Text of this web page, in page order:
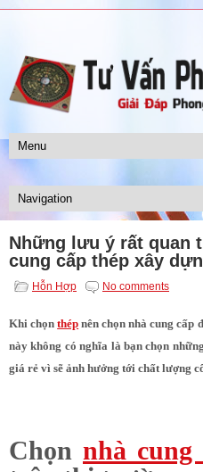
Những lưu ý rất quan
cung cấp thép xây
Hỗn Hợp No comments
Khi chọnthép nên chọn nhà cung
này không có nghĩa là bạn chọn
giá rẻ vì sẽ ảnh hưởng tới chất lượng
Chọn nhà cung